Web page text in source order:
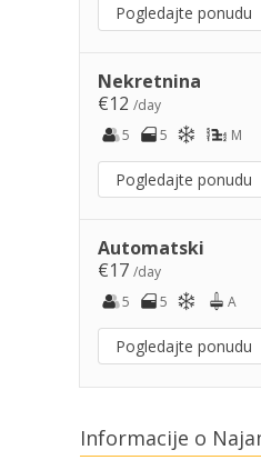
Pogledajte ponudu
Nekretnina
€12 /day
5
5 M
Pogledajte ponudu
Automatski
€17 /day
5
5 A
Pogledajte ponudu
Informacije o